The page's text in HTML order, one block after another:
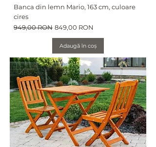
Banca din lemn Mario, 163 cm, culoare
cires
Preț normal
949,00 RON Preț redus
849,00 RON
Adaugă în coș